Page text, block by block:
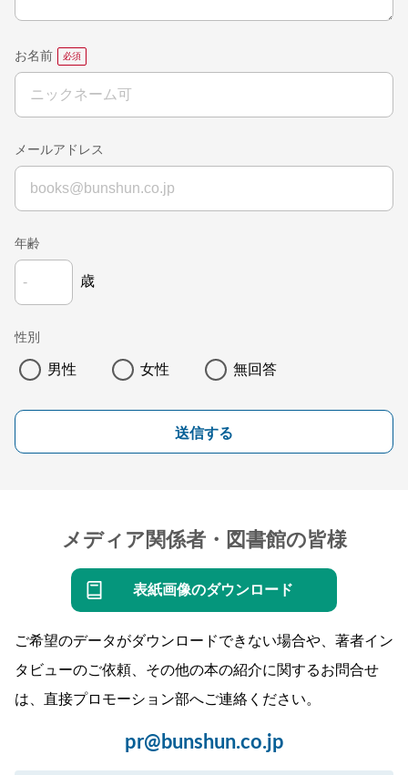
お名前
メールアドレス
年齢
歳
性別
男性 女性 無回答
送信する
メディア関係者・図書館の皆様
表紙画像のダウンロード
ご希望のデータがダウンロードできない場合や、著者イン
タビューのご依頼、その他の本の紹介に関するお問合せ
は、直接プロモーション部へご連絡ください。
pr@bunshun.co.jp